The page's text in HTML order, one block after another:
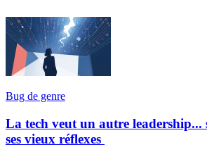
Bug de genre
La tech veut un autre leadership...
ses vieux réflexes